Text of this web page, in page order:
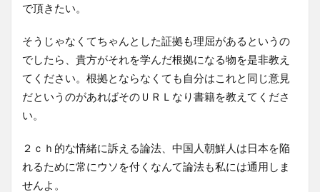
で頂きたい。
そうじゃなくてちゃんとした証拠も理屈があるというの
でしたら、貴方がそれを学んだ根拠になる物を是非教え
てください。根拠とならなくても自分はこれと同じ意見
だというのがあればそのＵＲＬなり書籍を教えてくださ
い。
２ｃｈ的な情緒に訴える論法、中国人朝鮮人は日本を陥
れるために常にウソを付くなんて論法も私には通用しま
せんよ。